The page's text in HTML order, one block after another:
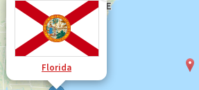
Florida